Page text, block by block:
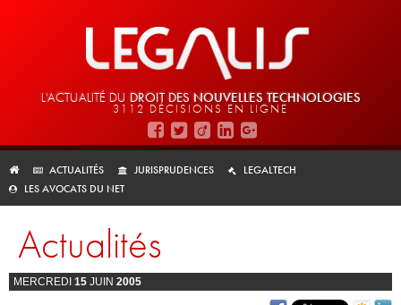
L'ACTUALITÉ DU DROIT DES NOUVELLES TECHNOLOGIES
3112 DÉCISIONS EN LIGNE
ACTUALITÉS JURISPRUDENCES
LEGALTECH
LES AVOCATS DU NET
Actualités
MERCREDI 15 JUIN 2005